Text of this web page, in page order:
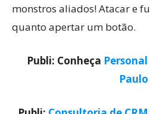
monstros aliados! Atacar e
quanto apertar um botão.
Publi: Conheça
Paulo